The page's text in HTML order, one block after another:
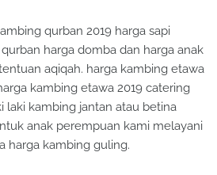
qurban 2019 harga sapi
harga domba dan harga anak
aqiqah. harga kambing etawa
kambing etawa 2019 catering
laki kambing jantan atau betina
anak perempuan kami melayani
harga kambing guling.